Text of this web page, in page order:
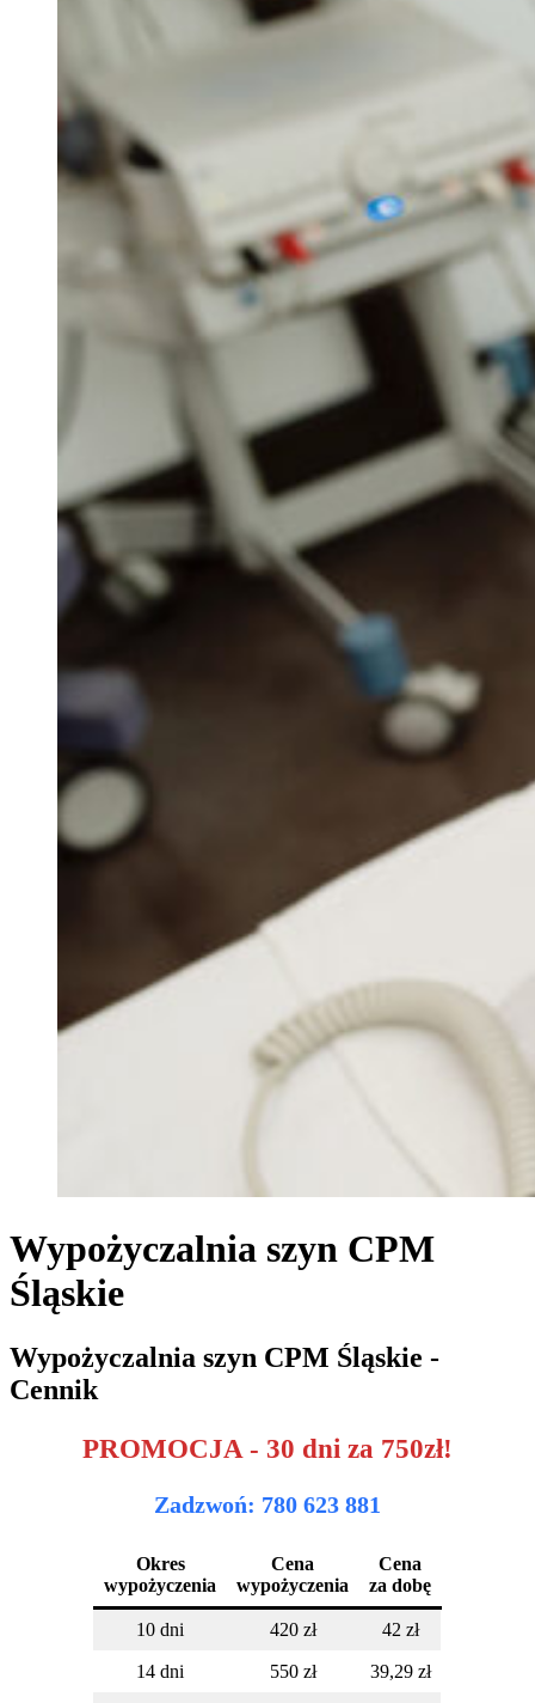
Wypożyczalnia szyn CPM
Śląskie
Wypożyczalnia szyn CPM Śląskie -
Cennik
PROMOCJA - 30 dni za 750zł!
Zadzwoń: 780 623 881
Okres
wypożyczenia
Cena
wypożyczenia
Cena
za dobę
10 dni 420 zł 42 zł
14 dni 550 zł 39,29 zł